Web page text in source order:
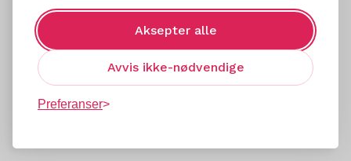
Aksepter alle
Avvis ikke-nødvendige
Preferanser